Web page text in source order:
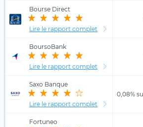
Bourse Direct
Lire le rapport complet
BoursoBank
Lire le rapport complet
Saxo Banque
Lire le rapport complet
0,08%
Fortuneo